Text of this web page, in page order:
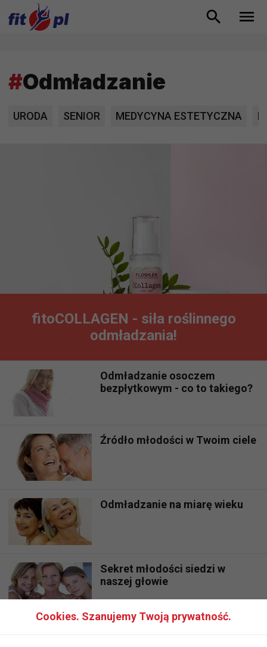
#Odmładzanie
URODA SENIOR MEDYCYNA ESTETYCZNA
fitoCOLLAGEN - siła roślinnego
odmładzania!
Odmładzanie osoczem
bezpłytkowym - co to takiego?
Źródło młodości w Twoim ciele
Odmładzanie na miarę wieku
Sekret młodości siedzi w
naszej głowie
Cookies. Szanujemy Twoją prywatność.